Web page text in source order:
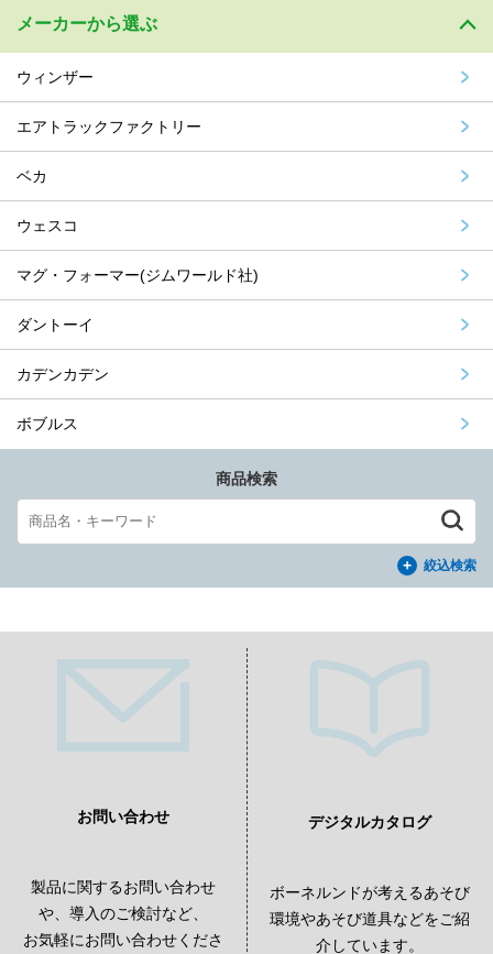
メーカーから選ぶ
ウィンザー
エアトラックファクトリー
ベカ
ウェスコ
マグ・フォーマー(ジムワールド社)
ダントーイ
カデンカデン
ボブルス
商品検索
絞込検索
お問い合わせ
製品に関するお問い合わせ
や、導入のご検討など、
お気軽にお問い合わせくださ
デジタルカタログ
ボーネルンドが考えるあそび
環境やあそび道具などをご紹
介しています。